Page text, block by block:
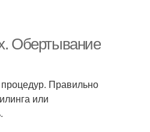
Обертывание
Правильно
или